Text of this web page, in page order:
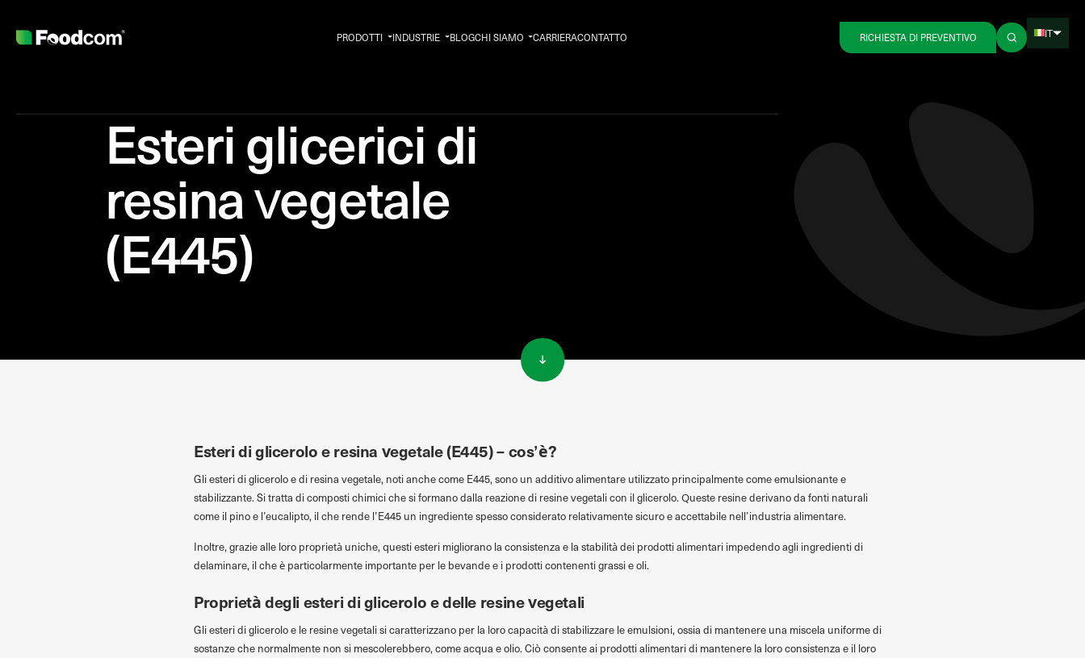
Esteri glicerici di
resina vegetale
(E445)
PRODOTTI INDUSTRIE BLOGCHI SIAMO CARRIERACONTATTO RICHIESTA DI PREVENTIVO IT
Esteri di glicerolo e resina vegetale (E445) – cos’è?
Gli esteri di glicerolo e di resina vegetale, noti anche come E445, sono un additivo alimentare utilizzato principalmente come emulsionante e
stabilizzante. Si tratta di composti chimici che si formano dalla reazione di resine vegetali con il glicerolo. Queste resine derivano da fonti naturali
come il pino e l’eucalipto, il che rende l’E445 un ingrediente spesso considerato relativamente sicuro e accettabile nell’industria alimentare.
Inoltre, grazie alle loro proprietà uniche, questi esteri migliorano la consistenza e la stabilità dei prodotti alimentari impedendo agli ingredienti di
delaminare, il che è particolarmente importante per le bevande e i prodotti contenenti grassi e oli.
Proprietà degli esteri di glicerolo e delle resine vegetali
Gli esteri di glicerolo e le resine vegetali si caratterizzano per la loro capacità di stabilizzare le emulsioni, ossia di mantenere una miscela uniforme di
sostanze che normalmente non si mescolerebbero, come acqua e olio. Ciò consente ai prodotti alimentari di mantenere la loro consistenza e il loro